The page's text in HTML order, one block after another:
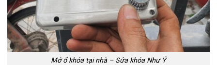
Mở ổ khóa tại nhà – Sửa khóa Như Ý